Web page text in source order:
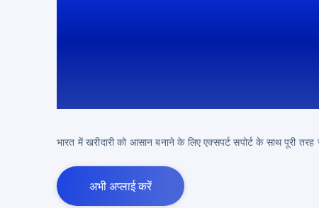
भारत में खरीदारी को आसान बनाने के लिए एक्सपर्ट सपोर्ट के साथ पूरी
अभी अप्लाई करें